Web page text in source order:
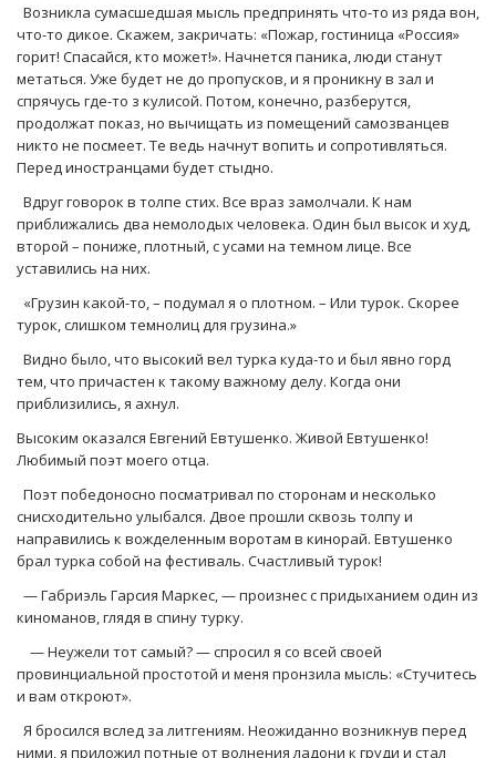
Возникла сумасшедшая мысль предпринять что-то из ряда вон,
что-то дикое. Скажем, закричать: «Пожар, гостиница «Россия»
горит! Спасайся, кто может!». Начнется паника, люди станут
метаться. Уже будет не до пропусков, и я проникну в зал и
спрячусь где-то з кулисой. Потом, конечно, разберутся,
продолжат показ, но вычищать из помещений самозванцев
никто не посмеет. Те ведь начнут вопить и сопротивляться.
Перед иностранцами будет стыдно.
Вдруг говорок в толпе стих. Все враз замолчали. К нам
приближались два немолодых человека. Один был высок и худ,
второй – пониже, плотный, с усами на темном лице. Все
уставились на них.
«Грузин какой-то, – подумал я о плотном. – Или турок. Скорее
турок, слишком темнолиц для грузина.»
Видно было, что высокий вел турка куда-то и был явно горд
тем, что причастен к такому важному делу. Когда они
приблизились, я ахнул.
Высоким оказался Евгений Евтушенко. Живой Евтушенко!
Любимый поэт моего отца.
Поэт победоносно посматривал по сторонам и несколько
снисходительно улыбался. Двое прошли сквозь толпу и
направились к вожделенным воротам в кинорай. Евтушенко
брал турка собой на фестиваль. Счастливый турок!
— Габриэль Гарсия Маркес, — произнес с придыханием один из
киноманов, глядя в спину турку.
— Неужели тот самый? — спросил я со всей своей
провинциальной простотой и меня пронзила мысль: «Стучитесь
и вам откроют».
Я бросился вслед за литгениям. Неожиданно возникнув перед
ними, я приложил потные от волнения ладони к груди и стал